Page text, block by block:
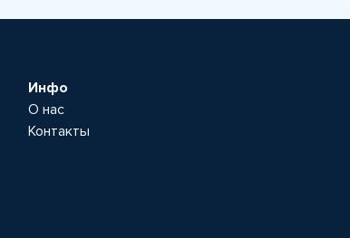
Инфо
О нас
Контакты